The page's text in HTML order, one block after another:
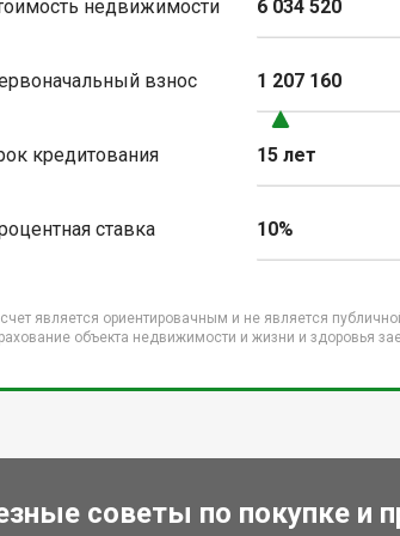
недвижимости 6 034 520
взнос 1 207 160
кредитования 15 лет
ставка 10%
является ориентировачным и не является
объекта недвижимости и жизни и здоровья
советы по покупке и